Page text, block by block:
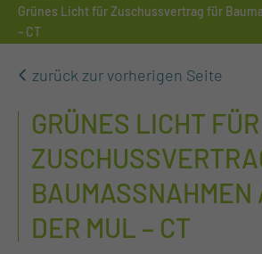
Grünes Licht für Zuschussvertrag für
– CT
zurück zur vorherigen Seite
GRÜNES LICHT FÜR
BAUMASSNAHMEN
ER MUL – CT